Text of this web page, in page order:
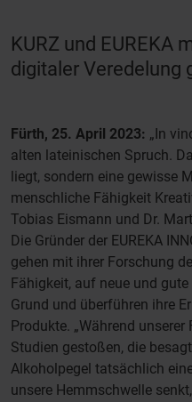
KURZ und EUREKA
digitaler Veredelung
Fürth, 25. April 2023: „In
alten lateinischen Spruch.
liegt, sondern eine gewisse
menschliche Fähigkeit
Tobias Eismann und Dr.
Die Gründer der EUREKA
gehen mit ihrer Forschung
Fähigkeit, auf neue und
Grund und überführen ihre
Produkte. „Während
Studien gestoßen, die
Alkoholpegel tatsächlich
unsere Hemmschwelle